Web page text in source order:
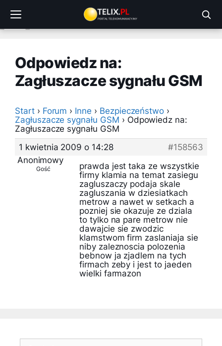
treści
Odpowiedz na:
Zagłuszacze sygnału GSM
Start › Forum › Inne › Bezpieczeństwo ›
Zagłuszacze sygnału GSM › Odpowiedz na:
Zagłuszacze sygnału GSM
1 kwietnia 2009 o 14:28
#158563
Anonimowy
Gość
prawda jest taka ze wszystkie
firmy klamia na temat zasiegu
zagluszaczy podaja skale
zagluszania w dziesiatkach
metrow a nawet w setkach a
pozniej sie okazuje ze dziala
to tylko na pare metrow nie
dawajcie sie zwodzic
klamstwom firm zaslaniaja sie
niby zaleznoscia polozenia
bebnow ja zjadlem na tych
firmach zeby i jest to jaeden
wielki farmazon
Szukaj: